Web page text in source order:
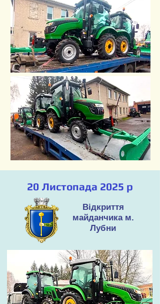
20 Листопада 2025 р
Відкриття
майданчика м.
Лубни